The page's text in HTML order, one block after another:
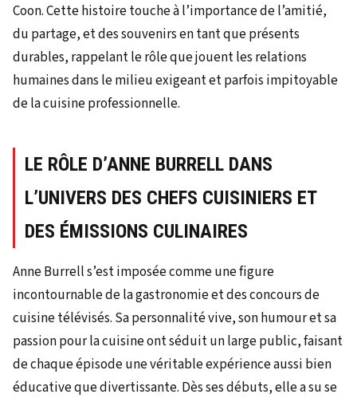
Coon. Cette histoire touche à l’importance de l’amitié,
du partage, et des souvenirs en tant que présents
durables, rappelant le rôle que jouent les relations
humaines dans le milieu exigeant et parfois impitoyable
de la cuisine professionnelle.
LE RÔLE D’ANNE BURRELL DANS
L’UNIVERS DES CHEFS CUISINIERS ET
DES ÉMISSIONS CULINAIRES
Anne Burrell s’est imposée comme une figure
incontournable de la gastronomie et des concours de
cuisine télévisés. Sa personnalité vive, son humour et sa
passion pour la cuisine ont séduit un large public, faisant
de chaque épisode une véritable expérience aussi bien
éducative que divertissante. Dès ses débuts, elle a su se